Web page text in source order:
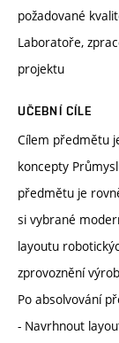
požadované
Laboratoře,
projektu
UČEBNÍ CÍLE
Cílem předmětu
koncepty
předmětu je
si vybrané
layoutu
zprovoznění
Po absolvování
- Navrhnout